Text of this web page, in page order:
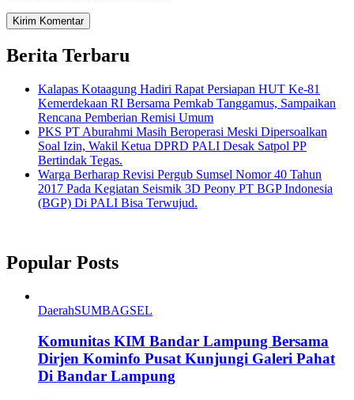
Berita Terbaru
Kalapas Kotaagung Hadiri Rapat Persiapan HUT Ke-81
Kemerdekaan RI Bersama Pemkab Tanggamus, Sampaikan
Rencana Pemberian Remisi Umum
PKS PT Aburahmi Masih Beroperasi Meski Dipersoalkan
Soal Izin, Wakil Ketua DPRD PALI Desak Satpol PP
Bertindak Tegas.
Warga Berharap Revisi Pergub Sumsel Nomor 40 Tahun
2017 Pada Kegiatan Seismik 3D Peony PT BGP Indonesia
(BGP) Di PALI Bisa Terwujud.
Popular Posts
DaerahSUMBAGSEL
Komunitas KIM Bandar Lampung Bersama
Dirjen Kominfo Pusat Kunjungi Galeri Pahat
Di Bandar Lampung